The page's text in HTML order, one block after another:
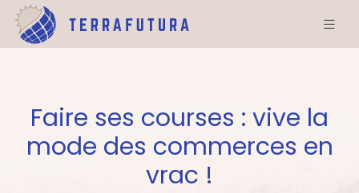
Faire ses courses : vive la
mode des commerces en
vrac !